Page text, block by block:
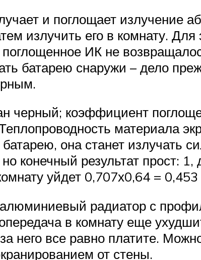
и поглощает излучение
излучить его в комнату.
ИК не
батарею снаружи – дело
черный; коэффициент
материала
она станет излучать
конечный результат прост:
уйдет 0,707х0,64 =
радиатор с
в комнату еще
него все равно платите.
от стены.